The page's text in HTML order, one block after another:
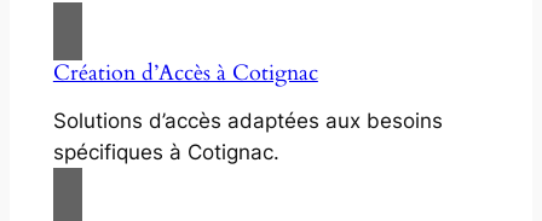
Création d’Accès à Cotignac
Solutions d’accès adaptées aux besoins
spécifiques à Cotignac.